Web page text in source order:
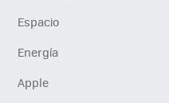
Espacio
Energía
Apple